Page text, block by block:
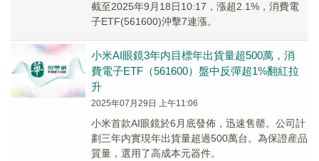
截至2025年9月18日10:17，漲超2.1%，消費電
子ETF(561600)沖擊7連漲。
小米AI眼鏡3年内目標年出貨量超500萬，消
費電子ETF（561600）盤中反彈超1%翻紅拉
升
2025年07月29日 上午11:06
小米首款AI眼鏡於6月底發佈，迅速售罄。公司計
劃三年内實現年出貨量超過500萬台。為保證産品
質量，選用了高成本元器件。